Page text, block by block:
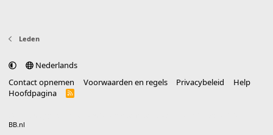
Leden
Nederlands
Contact opnemen
Voorwaarden en regels Privacybeleid
Help
Hoofdpagina
R
BB.nl